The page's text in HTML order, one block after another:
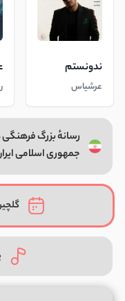
ندونستم
عرشیاس
رسانهٔ بزرگ
جمهوری اسلامی